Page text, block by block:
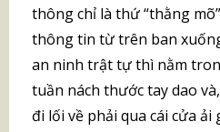
thông chỉ là thứ “thằng
thông tin từ trên ban
an ninh trật tự thì nằm
tuần nách thước tay dao
đi lối về phải qua cái cửa ải